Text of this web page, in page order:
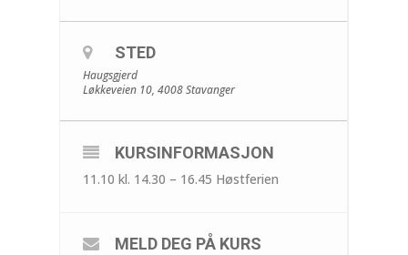
STED
Haugsgjerd
Løkkeveien 10, 4008 Stavanger
KURSINFORMASJON
11.10 kl. 14.30 – 16.45 Høstferien
MELD DEG PÅ KURS